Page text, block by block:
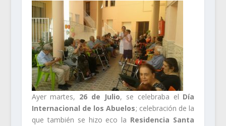
Ayer martes, 26 de Julio, se celebraba el Día
Internacional de los Abuelos; celebración de la
que también se hizo eco la Residencia Santa